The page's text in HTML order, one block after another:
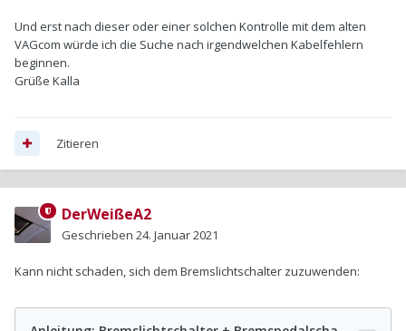
Und erst nach dieser oder einer solchen Kontrolle mit dem alten
VAGcom würde ich die Suche nach irgendwelchen Kabelfehlern
beginnen.
Grüße Kalla
Zitieren
DerWeißeA2
Geschrieben 24. Januar 2021
Kann nicht schaden, sich dem Bremslichtschalter zuzuwenden: